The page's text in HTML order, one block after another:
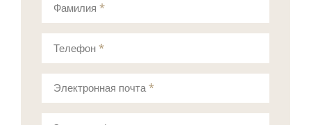
Телефон *
Фамилия *
Электронная почта*